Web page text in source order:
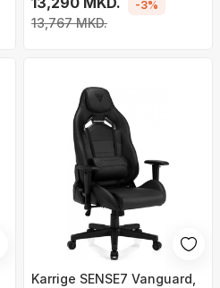
13,767 MKD.
-3%
Karrige SENSE7 Vanguard,